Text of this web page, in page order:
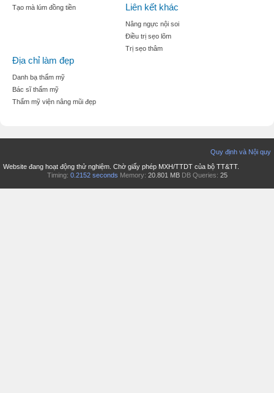
Tạo mà lúm đồng tiền
Liên kết khác
Nâng ngực nội soi
Điều trị sẹo lõm
Trị sẹo thâm
Địa chỉ làm đẹp
Danh bạ thẩm mỹ
Bác sĩ thẩm mỹ
Thẩm mỹ viện nâng mũi đẹp
Quy định và Nội quy
Website đang hoạt động thử nghiệm. Chờ giấy phép MXH/TTDT của bộ TT&TT.
Timing: 0.2152 seconds Memory: 20.801 MB DB Queries: 25